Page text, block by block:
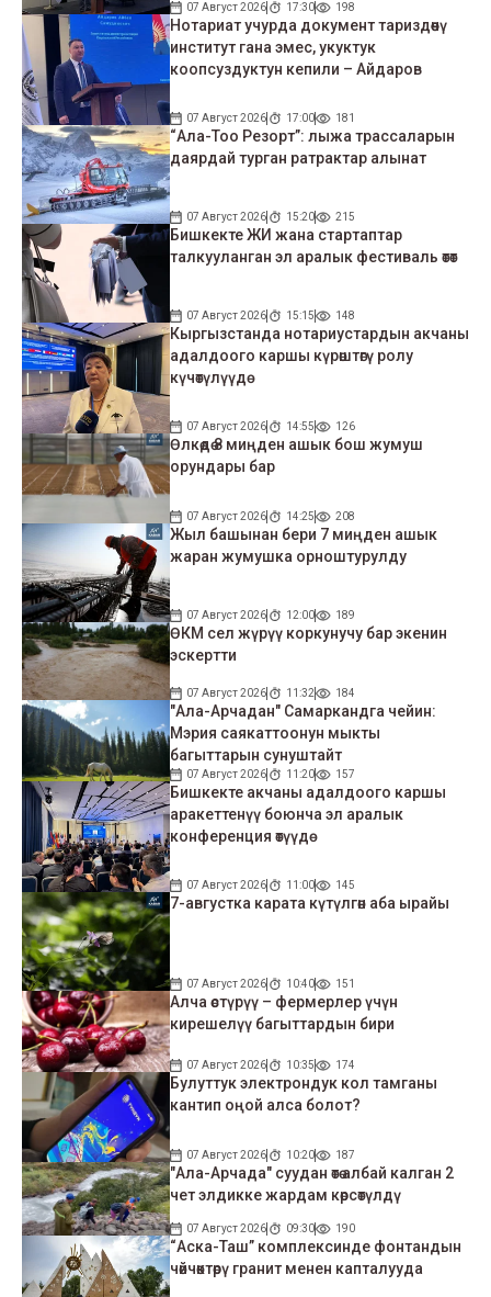
07 Август 2026 17:30 198
Нотариат учурда документ тариздөөчү
институт гана эмес, укуктук
коопсуздуктун кепили – Айдаров
07 Август 2026 17:00 181
“Ала-Тоо Резорт”: лыжа трассаларын
даярдай турган ратрактар алынат
07 Август 2026 15:20 215
Бишкекте ЖИ жана стартаптар
талкууланган эл аралык фестиваль өтөт
07 Август 2026 15:15 148
Кыргызстанда нотариустардын акчаны
адалдоого каршы күрөштөгү ролу
күчөтүлүүдө
07 Август 2026 14:55 126
Өлкөдө 8 миңден ашык бош жумуш
орундары бар
07 Август 2026 14:25 208
Жыл башынан бери 7 миңден ашык
жаран жумушка орноштурулду
07 Август 2026 12:00 189
ӨКМ сел жүрүү коркунучу бар экенин
эскертти
07 Август 2026 11:32 184
"Ала-Арчадан" Самаркандга чейин:
Мэрия саякаттоонун мыкты
багыттарын сунуштайт
07 Август 2026 11:20 157
Бишкекте акчаны адалдоого каршы
аракеттенүү боюнча эл аралык
конференция өтүүдө
07 Август 2026 11:00 145
7-августка карата күтүлгөн аба ырайы
07 Август 2026 10:40 151
Алча өстүрүү – фермерлер үчүн
кирешелүү багыттардын бири
07 Август 2026 10:35 174
Булуттук электрондук кол тамганы
кантип оңой алса болот?
07 Август 2026 10:20 187
"Ала-Арчада" суудан өтө албай калган 2
чет элдикке жардам көрсөтүлдү
07 Август 2026 09:30 190
“Аска-Таш” комплексинде фонтандын
чөйчөктөрү гранит менен капталууда